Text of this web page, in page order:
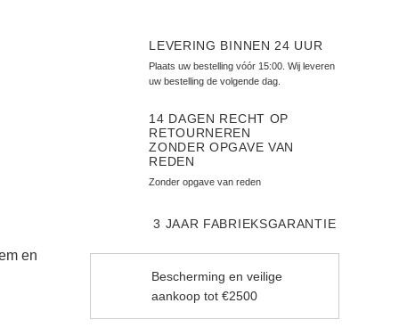
en
LEVERING BINNEN 24 UUR
Plaats uw bestelling vóór 15:00. Wij leveren
uw bestelling de volgende dag.
14 DAGEN RECHT OP
RETOURNEREN
ZONDER OPGAVE VAN
REDEN
Zonder opgave van reden
3 JAAR FABRIEKSGARANTIE
Bescherming en veilige
aankoop tot €2500